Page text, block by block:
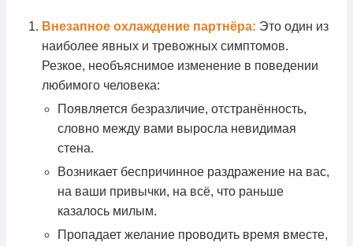
Внезапное охлаждение партнёра: Это один из
наиболее явных и тревожных симптомов.
Резкое, необъяснимое изменение в поведении
любимого человека:
Появляется безразличие, отстранённость,
словно между вами выросла невидимая
стена.
Возникает беспричинное раздражение на вас,
на ваши привычки, на всё, что раньше
казалось милым.
Пропадает желание проводить время вместе,